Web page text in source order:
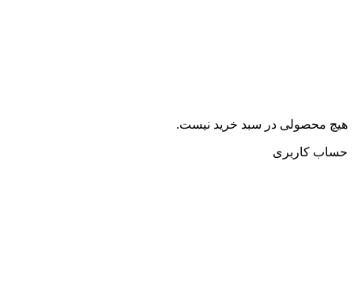
هیچ محصولی در سبد خرید نیست.
حساب کاربری